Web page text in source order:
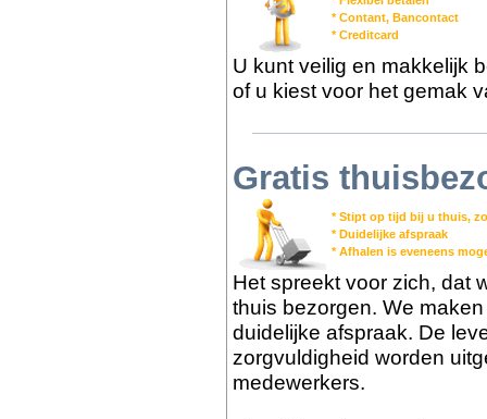
* Contant, Bancontact
* Creditcard
U kunt veilig en makkelijk
of u kiest voor het gemak
Gratis
* Stipt op tijd bij u thuis,
* Duidelijke afspraak
* Afhalen is eveneens
Het spreekt voor zich, dat
thuis bezorgen. We
duidelijke afspraak. De
zorgvuldigheid worden
medewerkers.